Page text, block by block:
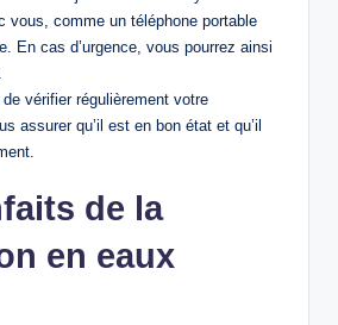
vous, comme un téléphone portable
En cas d’urgence, vous pourrez ainsi
de vérifier régulièrement votre
assurer qu’il est en bon état et qu’il
de la
en eaux